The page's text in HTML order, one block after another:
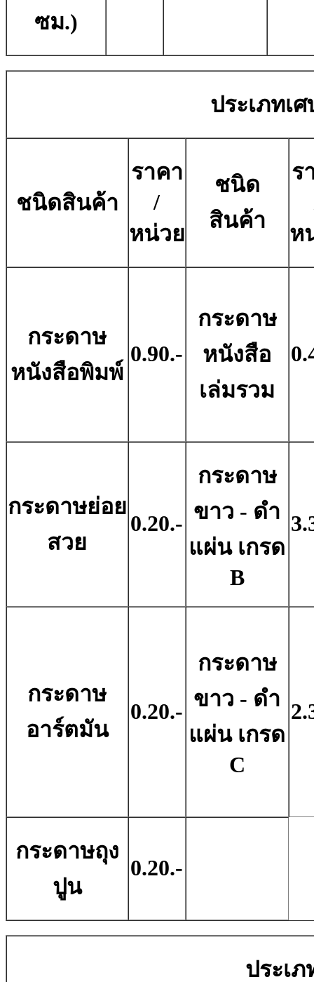
ซม.)
ประเภทเ
ชนิดสินค้า
ราคา
/
หน่วย
ชนิด
สินค้า
ร
ห
กระดาษ
หนังสือพิมพ์
0.90.-
กระดาษ
หนังสือ
เล่มรวม
กระดาษย่อย
สวย
0.20.-
กระดาษ
ขาว - ดํา
แผ่น เกรด
B
กระดาษ
อาร์ตมัน
0.20.-
กระดาษ
ขาว - ดํา
แผ่น เกรด
C
กระดาษถุง
ปูน
0.20.-
ประเ